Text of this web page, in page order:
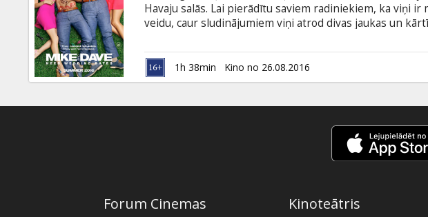
Klubs
Havaju salās. Lai pierādītu saviem radiniekiem, ka viņi ir
veidu, caur sludinājumiem viņi atrod divas jaukas un
neprātīgākas un nekontrolējamākas par pašiem
ģimenes pasākumu pilnīgā ellē. Filma angļu valodā ar
valodā.
1h 38min Kino no 26.08.2016
Forum Cinemas Kinoteātris